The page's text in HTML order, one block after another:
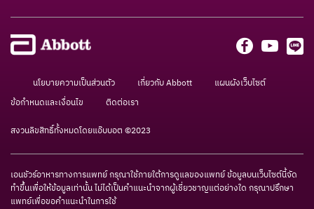
นโยบายความเป็นส่วนตัว เกี่ยวกับ Abbott
แผนผังเว็บไซต์
ข้อกำหนดและเงื่อนไข
ติดต่อเรา
สงวนลิขสิทธิ์ทั้งหมดโดยแอ๊บบอต ©2023
เอนชัวร์อาหารทางการแพทย์ กรุณาใช้ภายใต้การดูแลของแพทย์ ข้อมูลบนเว็บไซต์นี้จัด
ทำขึ้นเพื่อให้ข้อมูลเท่านั้น ไม่ได้เป็นคำแนะนำจากผู้เชี่ยวชาญแต่อย่างใด กรุณาปรึกษา
แพทย์เพื่อขอคำแนะนำในการใช้